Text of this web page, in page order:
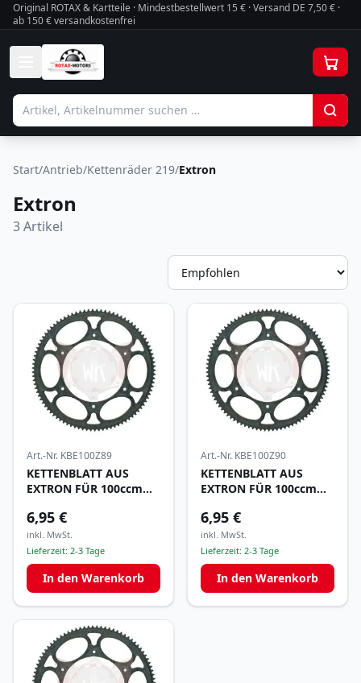
Original ROTAX & Kartteile · Mindestbestellwert 15 € · Versand DE 7,50 € ·
ab 150 € versandkostenfrei
Start/Antrieb/Kettenräder 219/Extron
Extron
3Artikel
Art.-Nr. KBE100Z89
KETTENBLATT AUS
EXTRON FÜR 100ccm
6,95 €
inkl. MwSt.
Lieferzeit: 2-3 Tage
In den Warenkorb
Art.-Nr. KBE100Z90
KETTENBLATT AUS
EXTRON FÜR 100ccm
6,95 €
inkl. MwSt.
Lieferzeit: 2-3 Tage
In den Warenkorb